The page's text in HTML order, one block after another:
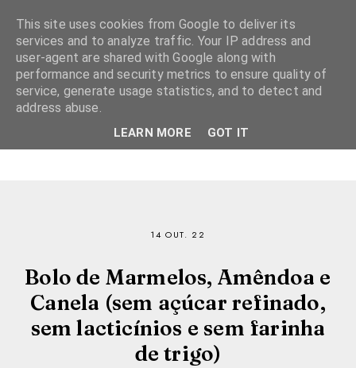
14 OUT. 22
Bolo de Marmelos, Amêndoa e
Canela (sem açúcar refinado,
sem lacticínios e sem farinha
de trigo)
This site uses cookies from Google to deliver its
services and to analyze traffic. Your IP address and
user-agent are shared with Google along with
performance and security metrics to ensure quality of
service, generate usage statistics, and to detect and
address abuse.
LEARN MORE GOT IT